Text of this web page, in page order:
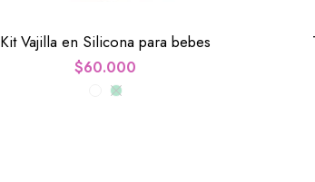
Kit Vajilla en Silicona para bebes
$60.000